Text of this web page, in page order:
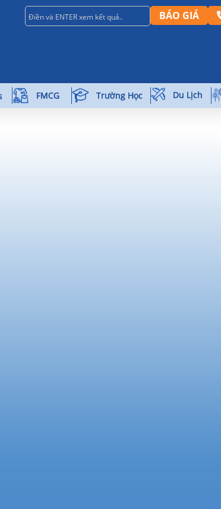
BÁO GIÁ
FMCG Trường Học Du Lịch